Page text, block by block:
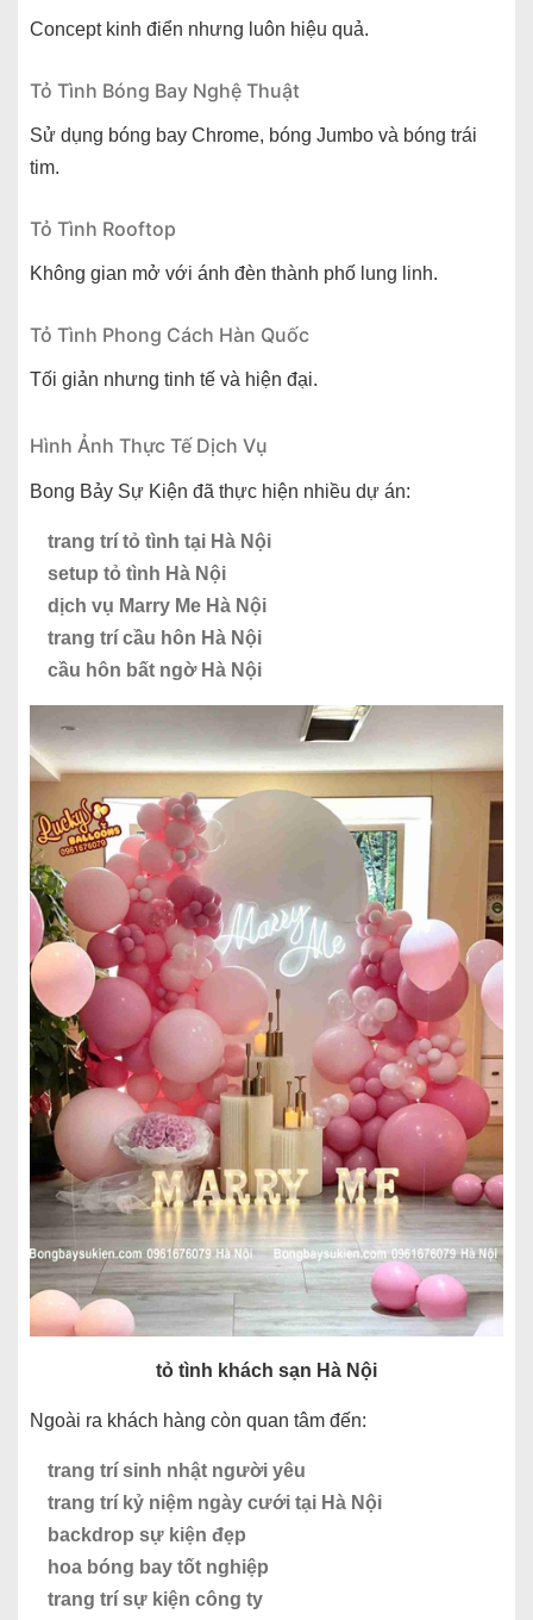
Concept kinh điển nhưng luôn hiệu quả.
Tỏ Tình Bóng Bay Nghệ Thuật
Sử dụng bóng bay Chrome, bóng Jumbo và bóng trái
tim.
Tỏ Tình Rooftop
Không gian mở với ánh đèn thành phố lung linh.
Tỏ Tình Phong Cách Hàn Quốc
Tối giản nhưng tinh tế và hiện đại.
Hình Ảnh Thực Tế Dịch Vụ
Bong Bảy Sự Kiện đã thực hiện nhiều dự án:
trang trí tỏ tình tại Hà Nội
setup tỏ tình Hà Nội
dịch vụ Marry Me Hà Nội
trang trí cầu hôn Hà Nội
cầu hôn bất ngờ Hà Nội
tỏ tình khách sạn Hà Nội
Ngoài ra khách hàng còn quan tâm đến:
trang trí sinh nhật người yêu
trang trí kỷ niệm ngày cưới tại Hà Nội
backdrop sự kiện đẹp
hoa bóng bay tốt nghiệp
trang trí sự kiện công ty